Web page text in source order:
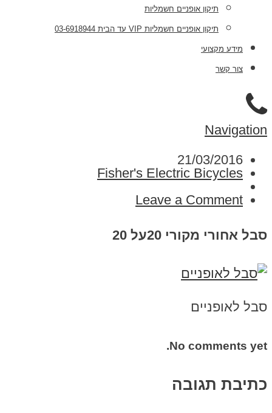
תיקון אופניים חשמליות
תיקון אופניים חשמליות VIP עד הבית 03-6918944
מידע מקצועי
צור קשר
Navigation
21/03/2016
Fisher's Electric Bicycles
Leave a Comment
סבל אחורי מקורי 20על 20
סבל לאופניים
No comments yet.
כתיבת תגובה